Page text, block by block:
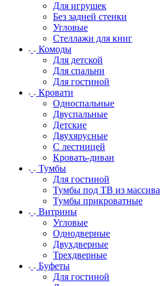
Для игрушек
Без задней стенки
Угловые
Стеллажи для книг
Комоды
Для детской
Для спальни
Для гостиной
Кровати
Односпальные
Двуспальные
Детские
Двухярусные
С лестницей
Кровать-диван
Тумбы
Для гостиной
Тумбы под ТВ из массива
Тумбы прикроватные
Витрины
Угловые
Однодверные
Двухдверные
Трехдверные
Буфеты
Для гостиной